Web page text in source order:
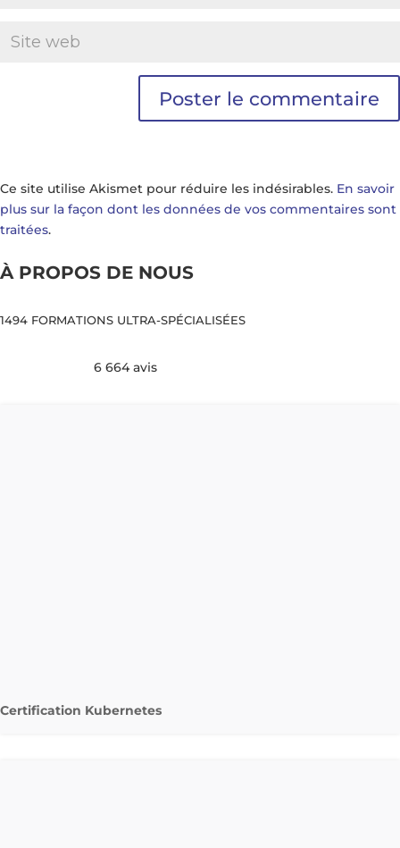
Ce site utilise Akismet pour réduire les indésirables. En savoir
plus sur la façon dont les données de vos commentaires sont
traitées.
À PROPOS DE NOUS
1494 FORMATIONS ULTRA-SPÉCIALISÉES
6 664 avis
Certification Kubernetes